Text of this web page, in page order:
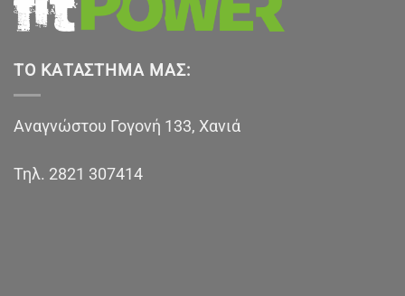
ΤΟ ΚΑΤΆΣΤΗΜΑ ΜΑΣ:
Αναγνώστου Γογονή 133, Χανιά
Τηλ. 2821 307414